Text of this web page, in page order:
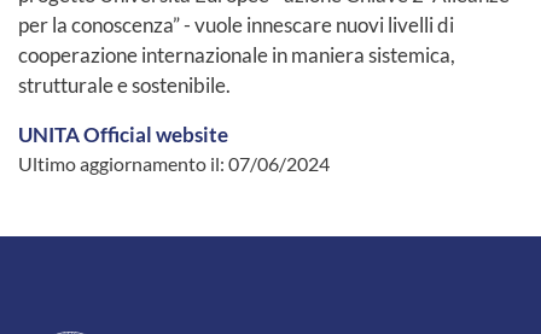
per la conoscenza” - vuole innescare nuovi livelli di
cooperazione internazionale in maniera sistemica,
strutturale e sostenibile.
UNITA Official website
Ultimo aggiornamento il: 07/06/2024